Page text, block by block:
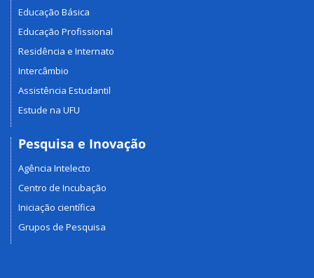
Educação Básica
Educação Profissional
Residência e Internato
Intercâmbio
Assistência Estudantil
Estude na UFU
Pesquisa e Inovação
Agência Intelecto
Centro de Incubação
Iniciação científica
Grupos de Pesquisa